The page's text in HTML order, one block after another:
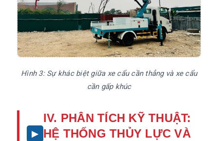
Hình 3: Sự khác biệt giữa xe cẩu cần thẳng và xe cẩu
cần gấp khúc
IV. PHÂN TÍCH KỸ THUẬT:
HỆ THỐNG THỦY LỰC VÀ